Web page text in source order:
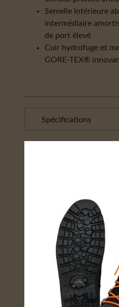
Semelle intérieure
intermédiaire
de port élevé
Cuir hydrofuge et
GORE-TEX®